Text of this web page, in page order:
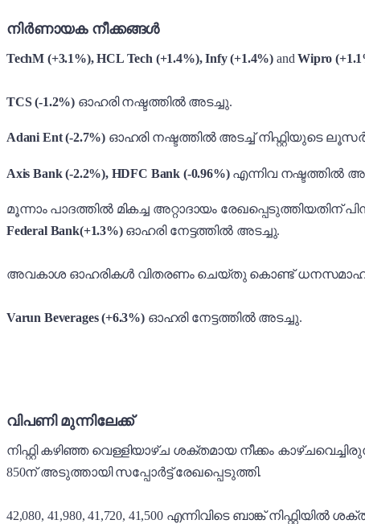
നിർണായക നീക്കങ്ങൾ
TechM (+3.1%), HCL Tech (+1.4%), Infy (+1.4%) andWipro
TCS (-1.2%) ഓഹരി നഷ്ടത്തിൽ അടച്ചു.
Adani Ent (-2.7%) ഓഹരി നഷ്ടത്തിൽ അടച്ച് നിഫ്റ്റിയുടെ ലൂസർ
Axis Bank (-2.2%), HDFC Bank (-0.96%)എന്നിവ നഷ്ടത്തിൽ
മൂന്നാം പാദത്തിൽ മികച്ച അറ്റാദായം രേഖപ്പെടുത്തിയതിന്
Federal Bank(+1.3%)ഓഹരി നേട്ടത്തിൽ അടച്ചു.
അവകാശ ഓഹരികൾ വിതരണം ചെയ്തു കൊണ്ട്
Varun Beverages (+6.3%)ഓഹരി നേട്ടത്തിൽ അടച്ചു.
വിപണി മുന്നിലേക്ക്
നിഫ്റ്റി കഴിഞ്ഞ വെള്ളിയാഴ്ച ശക്തമായ നീക്കം
850ന് അടുത്തായി സപ്പോർട്ട് രേഖപ്പെടുത്തി.
42,080, 41,980, 41,720, 41,500 എന്നിവിടെ ബാങ്ക്